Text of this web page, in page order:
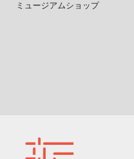
ミュージアムショップ